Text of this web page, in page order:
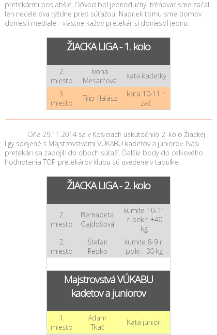
pretekármi poslabšie. Dôvod bol jednoduchý, trénovať sme začali
len necelé dva týždne pred súťažou. Napriek tomu sme domov
doniesli mediale - vlastne každý pretekár si doniesol jednu:
ŽIACKA LIGA - 1. kolo
2.
miesto
Ivona
Mesarčová
kata kadetky
3.
miesto
Filip Halász
kata 10-11 r.
zač.
Dňa 29.11.2014 sa v Košiciach uskutočnilo 2. kolo Žiackej
ligy spojené s Majstrovstvami VÚKABU kadetov a juniorov. Naši
pretekári sa zapojili do oboch súťaží. Ďalšie body do celkového
hodnotenia TOP pretekárov klubu sú uvedené v tabuľke:
ŽIACKA LIGA - 2. kolo
2.
miesto
Bernadeta
Gajdošová
kumite 10-11
r. pokr. +40
kg
2.
miesto
Štefan
Repko
kumite 8-9 r.
pokr. -30 kg
Majstrovstvá VÚKABU
kadetov a juniorov
1.
miesto
Adam
Tkáč
Kata juniori